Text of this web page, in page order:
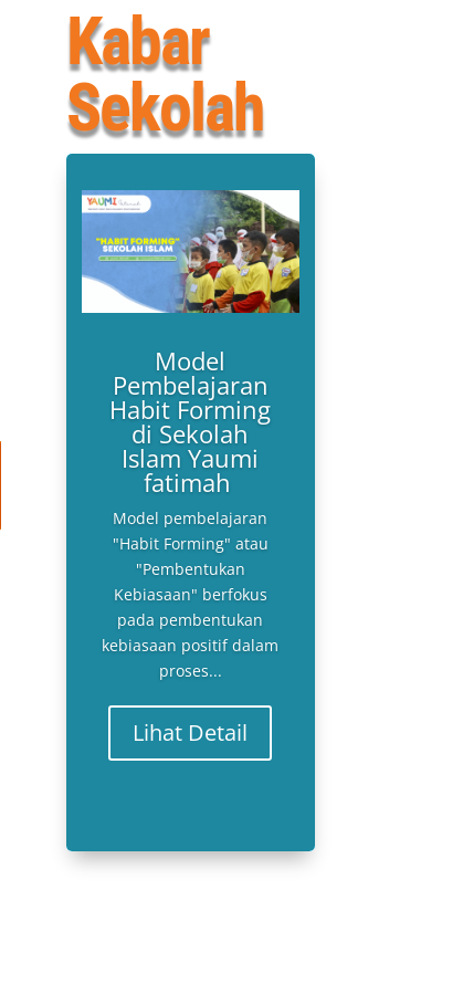
Kabar
Sekolah
Model
Pembelajaran
Habit Forming
di Sekolah
Islam Yaumi
fatimah
Model pembelajaran
"Habit Forming" atau
"Pembentukan
Kebiasaan" berfokus
pada pembentukan
kebiasaan positif dalam
proses...
Lihat Detail